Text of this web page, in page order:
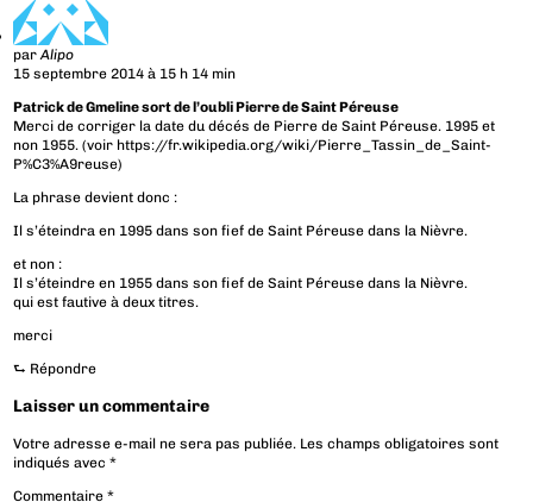
parAlipo
15 septembre 2014 à 15 h 14 min
Patrick de Gmeline sort de l’oubli Pierre de Saint Péreuse
Merci de corriger la date du décés de Pierre de Saint Péreuse. 1995 et
non 1955. (voir https://fr.wikipedia.org/wiki/Pierre_Tassin_de_Saint-
P%C3%A9reuse)
La phrase devient donc :
Il s’éteindra en 1995 dans son fief de Saint Péreuse dans la Nièvre.
et non :
Il s’éteindre en 1955 dans son fief de Saint Péreuse dans la Nièvre.
qui est fautive à deux titres.
merci
⮑ Répondre
Laisser un commentaire
Votre adresse e-mail ne sera pas publiée. Les champs obligatoires sont
indiqués avec*
Commentaire*